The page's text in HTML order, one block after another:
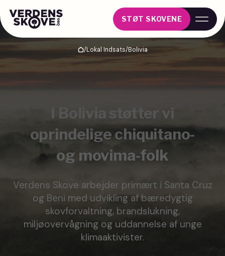
STØT SKOVENE
Hjem/Lokal Indsats/Bolivia
I ​​Bolivia støtter vi
oprindelige chiquitano-
og movima-folk
Verdens Skove arbejder primært i Santa Cruz
og Beni med udvikling af ​​bæredygtig
skovforvaltning, brandslukning,
miljøovervågning og uddannelse af unge
klimaaktivister.